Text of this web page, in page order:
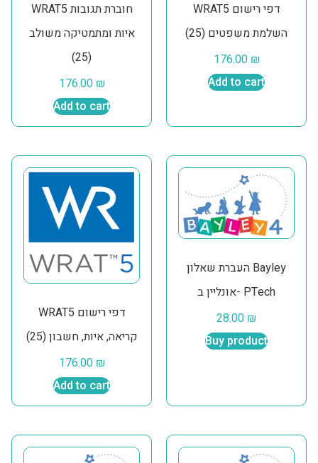
WRAT5 חוברת תגובות
איות ומתמטיקה משולב
(25)
176.00 ₪
Add to cart
WRAT5 דפי רישום
השלמת משפטים (25)
176.00 ₪
Add to cart
WRAT5 דפי רישום
קריאה, איות, חשבון (25)
176.00 ₪
Add to cart
העברת שאלון Bayley
אונליין ב- PTech
28.00 ₪
Buy product